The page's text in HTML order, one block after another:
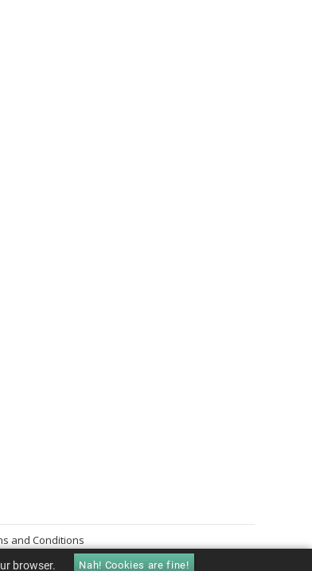
and Conditions
browser. Nah! Cookies are fine!